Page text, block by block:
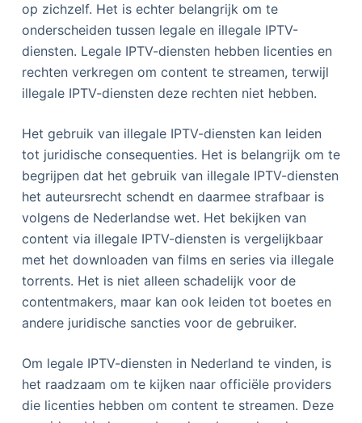
op zichzelf. Het is echter belangrijk om te
onderscheiden tussen legale en illegale IPTV-
diensten. Legale IPTV-diensten hebben licenties en
rechten verkregen om content te streamen, terwijl
illegale IPTV-diensten deze rechten niet hebben.
Het gebruik van illegale IPTV-diensten kan leiden
tot juridische consequenties. Het is belangrijk om te
begrijpen dat het gebruik van illegale IPTV-diensten
het auteursrecht schendt en daarmee strafbaar is
volgens de Nederlandse wet. Het bekijken van
content via illegale IPTV-diensten is vergelijkbaar
met het downloaden van films en series via illegale
torrents. Het is niet alleen schadelijk voor de
contentmakers, maar kan ook leiden tot boetes en
andere juridische sancties voor de gebruiker.
Om legale IPTV-diensten in Nederland te vinden, is
het raadzaam om te kijken naar officiële providers
die licenties hebben om content te streamen. Deze